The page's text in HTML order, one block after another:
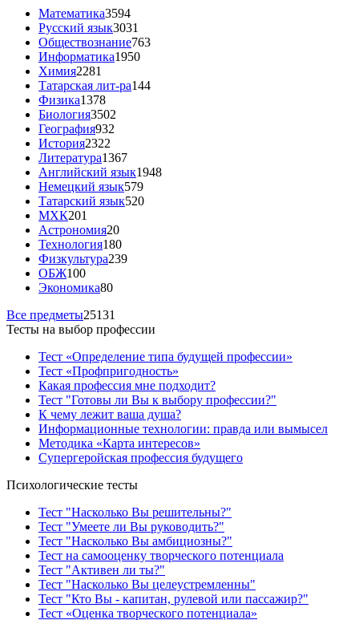
Математика3594
Русский язык3031
Обществознание763
Информатика1950
Химия2281
Татарская лит-ра144
Физика1378
Биология3502
География932
История2322
Литература1367
Английский язык1948
Немецкий язык579
Татарский язык520
МХК201
Астрономия20
Технология180
Физкультура239
ОБЖ100
Экономика80
Все предметы25131
Тесты на выбор профессии
Тест «Определение типа будущей профессии»
Тест «Профпригодность»
Какая профессия мне подходит?
Тест "Готовы ли Вы к выбору профессии?"
К чему лежит ваша душа?
Информационные технологии: правда или вымысел
Методика «Карта интересов»
Супергеройская профессия будущего
Психологические тесты
Тест "Насколько Вы решительны?"
Тест "Умеете ли Вы руководить?"
Тест "Насколько Вы амбициозны?"
Тест на самооценку творческого потенциала
Тест "Активен ли ты?"
Тест "Насколько Вы целеустремленны"
Тест "Кто Вы - капитан, рулевой или пассажир?"
Тест «Оценка творческого потенциала»